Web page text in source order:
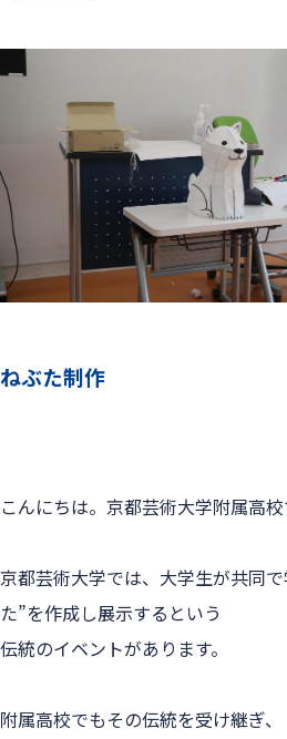
ねぶた制作
こんにちは。京都芸術大学附属高校
京都芸術大学では、大学生が共同
た”を作成し展示するという
伝統のイベントがあります。
附属高校でもその伝統を受け継ぎ、